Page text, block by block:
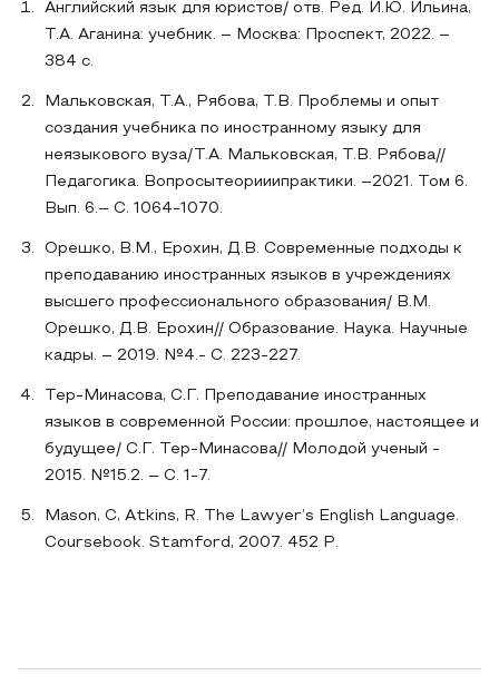
Английский язык для юристов/ отв. Ред. И.Ю. Ильина,
Т.А. Аганина: учебник. – Москва: Проспект, 2022. –
384 с.
Мальковская, Т.А., Рябова, Т.В. Проблемы и опыт
создания учебника по иностранному языку для
неязыкового вуза/Т.А. Мальковская, Т.В. Рябова//
Педагогика. Вопросытеорииипрактики. –2021. Том 6.
Вып. 6.– С. 1064-1070.
Орешко, В.М., Ерохин, Д.В. Современные подходы к
преподаванию иностранных языков в учреждениях
высшего профессионального образования/ В.М.
Орешко, Д.В. Ерохин// Образование. Наука. Научные
кадры. – 2019. №4.- С. 223-227.
Тер-Минасова, С.Г. Преподавание иностранных
языков в современной России: прошлое, настоящее и
будущее/ С.Г. Тер-Минасова// Молодой ученый -
2015. №15.2. – С. 1-7.
Mason, C, Atkins, R. The Lawyer’s English Language.
Coursebook. Stamford, 2007. 452 P.